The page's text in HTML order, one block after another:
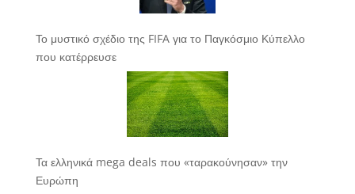
Το μυστικό σχέδιο της FIFA για το Παγκόσμιο Κύπελλο
που κατέρρευσε
Τα ελληνικά mega deals που «ταρακούνησαν» την
Ευρώπη